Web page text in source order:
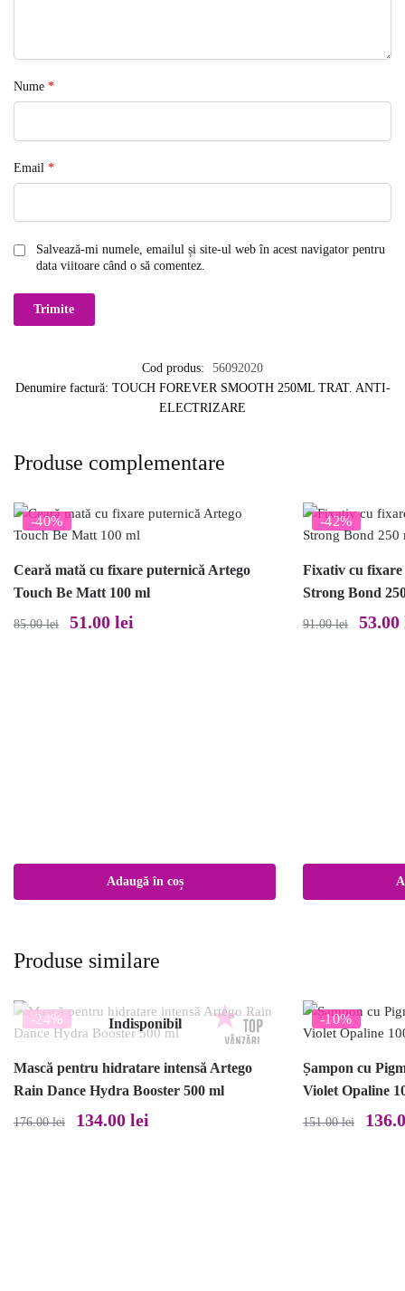
Nume *
Email *
Salvează-mi numele, emailul și site-ul web în acest navigator pentru
data viitoare când o să comentez.
Cod produs:
56092020
Denumire factură: TOUCH FOREVER SMOOTH 250ML TRAT. ANTI-
ELECTRIZARE
Produse complementare
-40%
Ceară mată cu fixare puternică Artego
Touch Be Matt 100 ml
85.00lei
Prețul
51.00 lei
Adaugă în coș
-42%
Fixativ cu
Strong Bond
91.00lei
Prețul
53.00
Produse similare
-24% Indisponibil
Mască pentru hidratare intensă Artego
Rain Dance Hydra Booster 500 ml
176.00lei
Prețul
134.00 lei
-10%
Șampon cu
Violet Opaline
151.00lei
Prețul